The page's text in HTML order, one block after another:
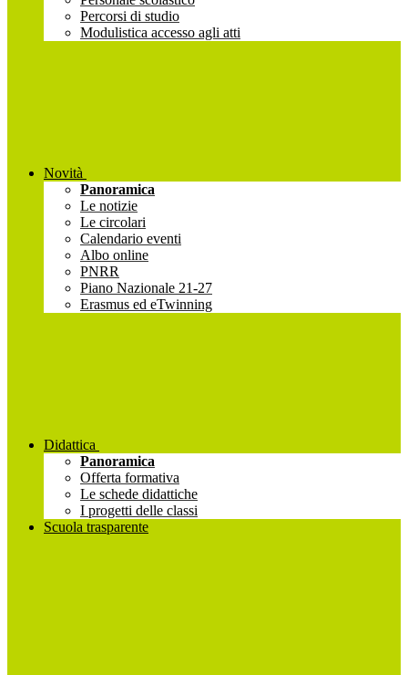
Percorsi di studio
Modulistica accesso agli atti
Novità
Panoramica
Le notizie
Le circolari
Calendario eventi
Albo online
PNRR
Piano Nazionale 21-27
Erasmus ed eTwinning
Didattica
Panoramica
Offerta formativa
Le schede didattiche
I progetti delle classi
Scuola trasparente